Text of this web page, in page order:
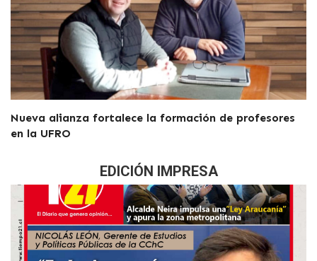
Nueva alianza fortalece la formación de profesores
en la UFRO
EDICIÓN IMPRESA